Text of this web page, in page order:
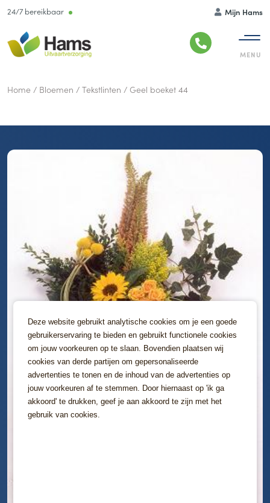
Deze website gebruikt analytische cookies om je een goede
gebruikerservaring te bieden en gebruikt functionele cookies
om jouw voorkeuren op te slaan. Bovendien plaatsen wij
cookies van derde partijen om gepersonaliseerde
advertenties te tonen en de inhoud van de advertenties op
jouw voorkeuren af te stemmen. Door hiernaast op 'ik ga
akkoord' te drukken, geef je aan akkoord te zijn met het
gebruik van cookies.
24/7 bereikbaar Mijn Hams
Home / Bloemen / Tekstlinten / Geel boeket 44